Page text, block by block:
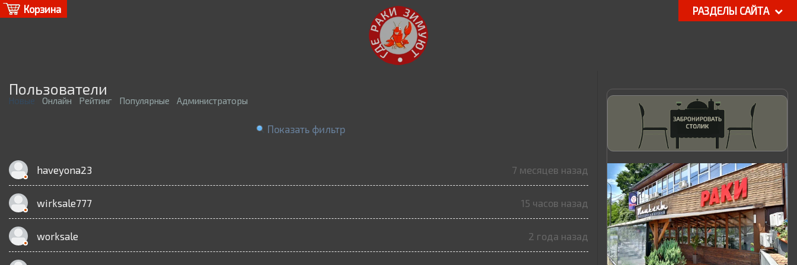
Корзина РАЗДЕЛЫ САЙТА
Пользователи
Новые Онлайн Рейтинг Популярные Администраторы
Показать фильтр
haveyona23 7 месяцев назад
wirksale777 15 часов назад
worksale 2 года назад